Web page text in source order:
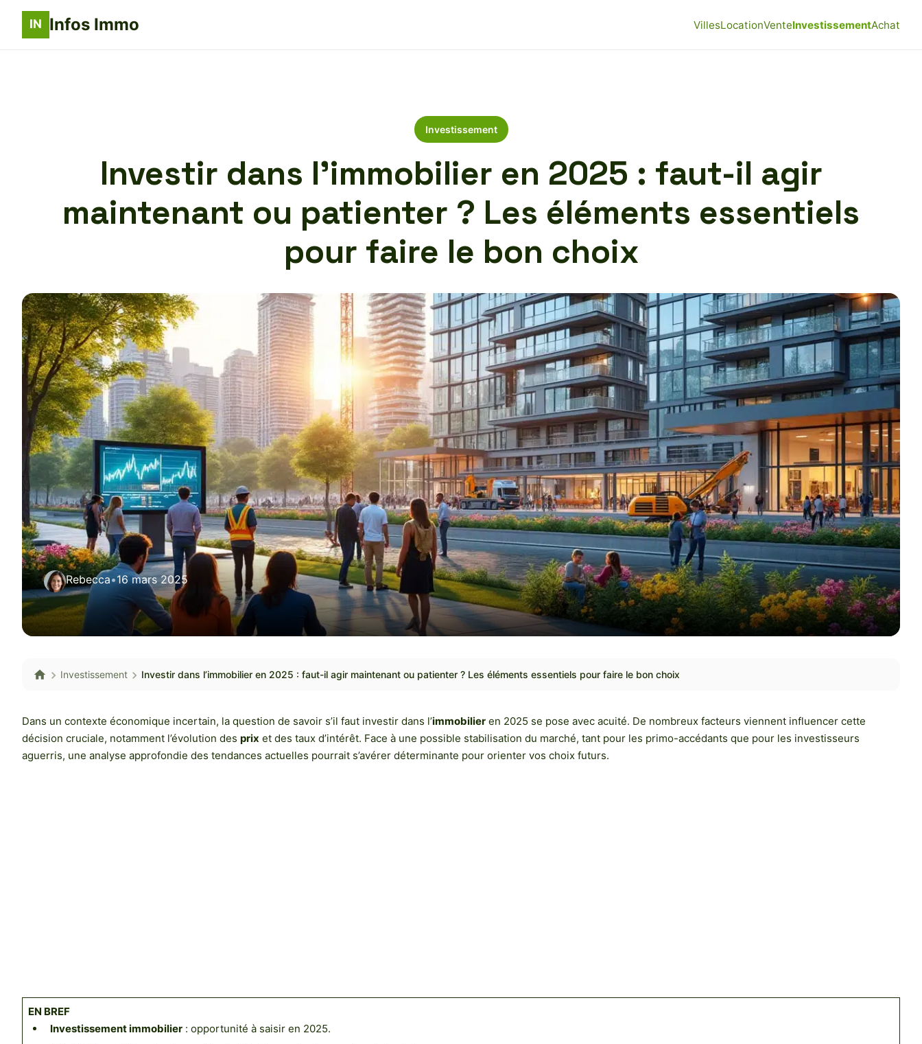
Infos Immo VillesLocationVenteInvestissementAchat
Investissement
Investir dans l’immobilier en 2025 : faut-il agir
maintenant ou patienter ? Les éléments essentiels
pour faire le bon choix
Rebecca•16 mars 2025
Investissement Investir dans l’immobilier en 2025 : faut-il agir maintenant ou patienter ? Les éléments essentiels pour faire le bon choix
Dans un contexte économique incertain, la question de savoir s’il faut investir dans l’immobilier en 2025 se pose avec acuité. De nombreux facteurs viennent influencer cette
décision cruciale, notamment l’évolution des prix et des taux d’intérêt. Face à une possible stabilisation du marché, tant pour les primo-accédants que pour les investisseurs
aguerris, une analyse approfondie des tendances actuelles pourrait s’avérer déterminante pour orienter vos choix futurs.
EN BREF
Investissement immobilier: opportunité à saisir en 2025.